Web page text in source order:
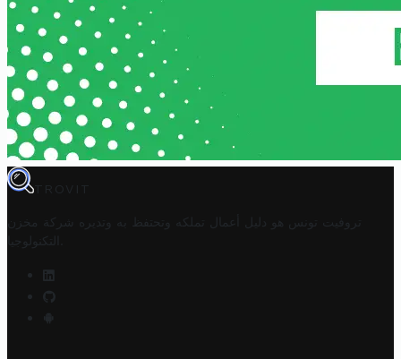
TROVIT
تروفيت تونس هو دليل أعمال تملكه وتحتفظ به وتديره
شركة مخزن
التكنولوجيا